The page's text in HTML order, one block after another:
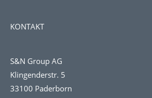
KONTAKT
S&N Group AG
Klingenderstr. 5
33100 Paderborn